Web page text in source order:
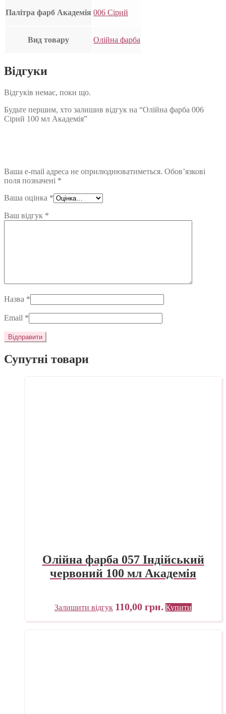
Палітра фарб Академія 006 Сірий
Вид товару Олійна фарба
Відгуки
Відгуків немає, поки що.
Будьте першим, хто залишив відгук на “Олійна фарба 006
Сірий 100 мл Академія”
Ваша e-mail адреса не оприлюднюватиметься. Обов’язкові
поля позначені *
Ваша оцінка *
Ваш відгук *
Назва *
Email *
Супутні товари
Олійна фарба 057 Індійський
червоний 100 мл Академія
Залишити відгук 110,00 грн. Купити